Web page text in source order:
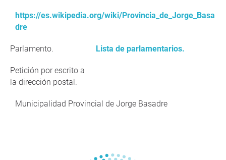
https://es.wikipedia.org/wiki/Provincia_de_Jorge_Basa
dre
Parlamento. Lista de parlamentarios.
Petición por escrito a
la dirección postal.
Municipalidad Provincial de Jorge Basadre